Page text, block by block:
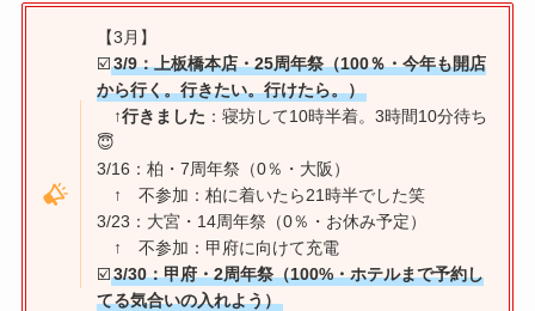
【3月】
☑️3/9：上板橋本店・25周年祭（100％・今年も開店
から行く。行きたい。行けたら。）
↑行きました ：寝坊して10時半着。3時間10分待ち
😇
3/16：柏・7周年祭（0％・大阪）
↑ 不参加：柏に着いたら21時半でした笑
3/23：大宮・14周年祭（0％・お休み予定）
↑ 不参加：甲府に向けて充電
☑️3/30：甲府・2周年祭（100%・ホテルまで予約し
てる気合いの入れよう）